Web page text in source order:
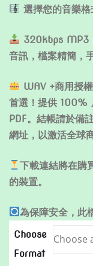
選擇您的音樂格
320kbps MP3
音訊，檔案精簡，
WAV +商用授
首選！提供 100%
PDF。結帳請於備
網址，以激活全球
下載連結將在購
的裝置。
為保障安全，此
Choose
Format